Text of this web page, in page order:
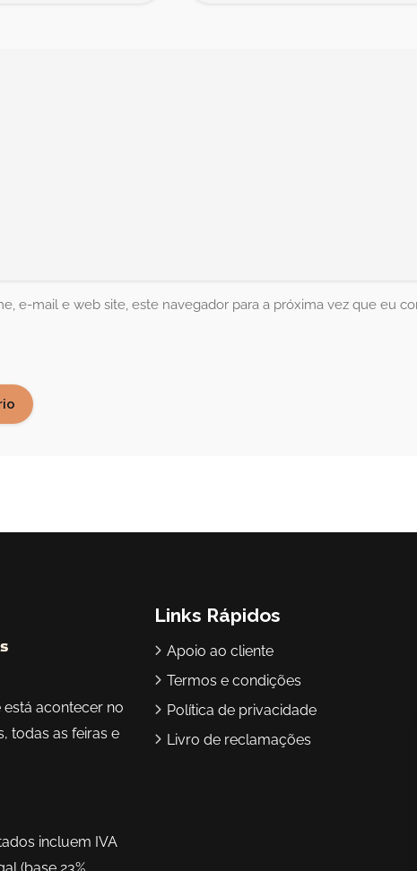
e-mail e web site, este navegador para a próxima vez que eu
acontecer no
todas as feiras e
incluem IVA
Links Rápidos
Apoio ao cliente
Termos e condições
Política de privacidade
Livro de reclamações